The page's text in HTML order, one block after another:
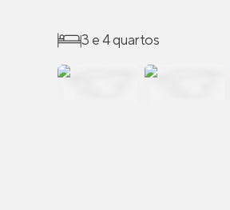
3 e 4 quartos